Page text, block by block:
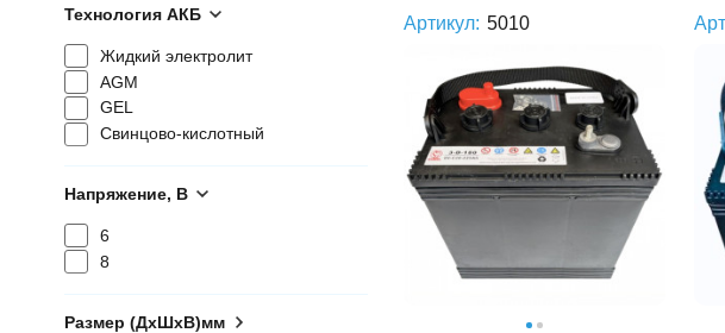
Артикул: 5010
Технология АКБ
Жидкий электролит
AGM
GEL
Свинцово-кислотный
Напряжение, В
6
8
Размер (ДхШхВ)мм